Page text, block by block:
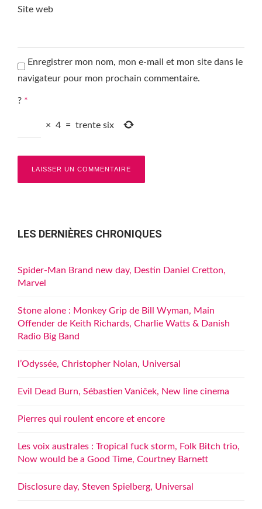
Site web
Enregistrer mon nom, mon e-mail et mon site dans le
navigateur pour mon prochain commentaire.
? *
× 4 = trente six
LES DERNIÈRES CHRONIQUES
Spider-Man Brand new day, Destin Daniel Cretton,
Marvel
Stone alone : Monkey Grip de Bill Wyman, Main
Offender de Keith Richards, Charlie Watts & Danish
Radio Big Band
l’Odyssée, Christopher Nolan, Universal
Evil Dead Burn, Sébastien Vaniček, New line cinema
Pierres qui roulent encore et encore
Les voix australes : Tropical fuck storm, Folk Bitch trio,
Now would be a Good Time, Courtney Barnett
Disclosure day, Steven Spielberg, Universal